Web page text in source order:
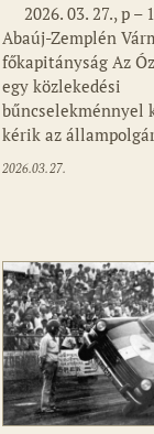
2026. 03. 27., p –
Abaúj-Zemplén
főkapitányság Az
egy közlekedési
bűncselekménnyel
kérik az
2026.03.27.